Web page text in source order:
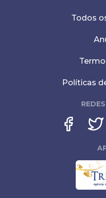
Todos
Políticas